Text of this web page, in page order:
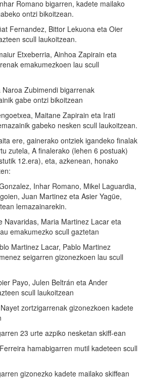
Romano bigarren, kadete mailako
ontzi bikoitzean.
Fernandez, Bittor Lekuona eta Oier
scull laukoitzean.
Etxeberria, Ainhoa Zapirain eta
emakumezkoen lau scull
Zubimendi bigarrenak
gabe ontzi bikoitzean
Maitane Zapirain eta Irati
gabeko nesken scull laukoitzean.
ere, gainerako ontziek igandeko finalak
zutela, A finalerako (lehen 6 postuak)
12.era), eta, azkenean, honako
Inhar Romano, Mikel Laguardia,
Juan Martinez eta Asier Yagüe,
lemazainarekin.
Navaridas, Maria Martinez Lacar eta
emakumezko scull gaztetan
Martinez Lacar, Pablo Martinez
seigarren gizonezkoen lau scull
Payo, Julen Beltrán eta Ander
scull laukoitzean
zortzigarrenak gizonezkoen kadete
23 urte azpiko nesketan skiff-ean
hamabigarren mutil kadeteen scull
gizonezko kadete mailako skiffean